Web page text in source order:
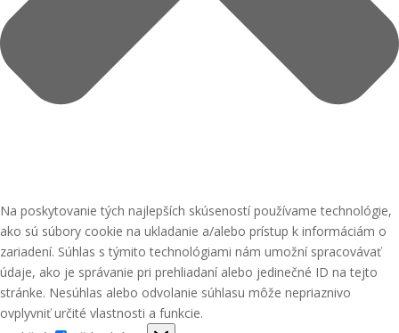
Na poskytovanie tých najlepších skúseností používame technológie,
ako sú súbory cookie na ukladanie a/alebo prístup k informáciám o
zariadení. Súhlas s týmito technológiami nám umožní spracovávať
údaje, ako je správanie pri prehliadaní alebo jedinečné ID na tejto
stránke. Nesúhlas alebo odvolanie súhlasu môže nepriaznivo
ovplyvniť určité vlastnosti a funkcie.